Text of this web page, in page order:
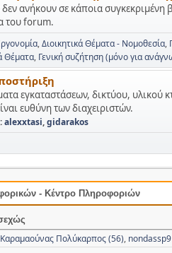
ανήκουν σε κάποια συγκεκριμένη
του forum.
Διοικητικά Θέματα - Νομοθεσία
Θέματα Γενική συζήτηση (μόνο για
εγκαταστάσεων, δικτύου, υλικού
ευθύνη των διαχειριστών.
alexxtasi,gidarakos
- Κέντρο Πληροφοριών
Καραμαούνας Πολύκαρπος (56),